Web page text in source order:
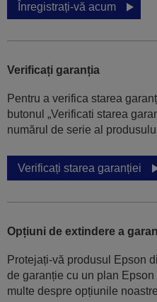
Înregistrați-vă acum
Verificați garanția
Pentru a verifica starea
butonul „Verificati starea
numărul de serie al
Verificați starea garanției
Opțiuni de extindere a
Protejați-vă produsul Epson
de garanție cu un plan
multe despre opțiunile